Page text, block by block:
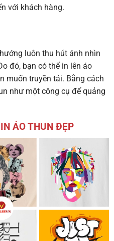
với khách hàng.
luôn thu hút ánh nhìn
đó, bạn có thể in lên áo
muốn truyền tải. Bằng cách
như một công cụ để quảng
ÁO THUN ĐẸP